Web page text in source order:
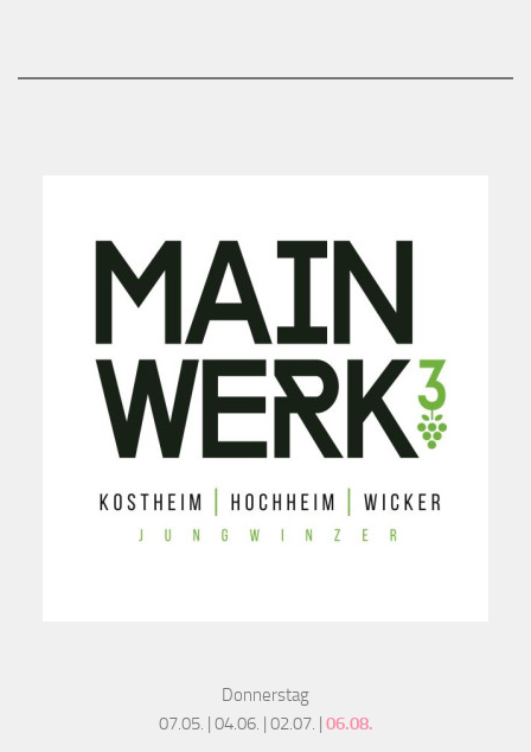
Donnerstag
07.05. | 04.06. | 02.07. | 06.08.